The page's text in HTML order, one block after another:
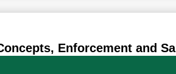
Enforcement and